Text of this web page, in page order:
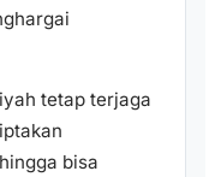
tetap terjaga
bisa